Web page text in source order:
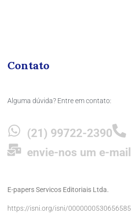
Contato
Alguma dúvida? Entre em contato:
(21) 99722-2390
envie-nos um e-mail
E-papers Servicos Editoriais Ltda.
https://isni.org/isni/0000000530656585